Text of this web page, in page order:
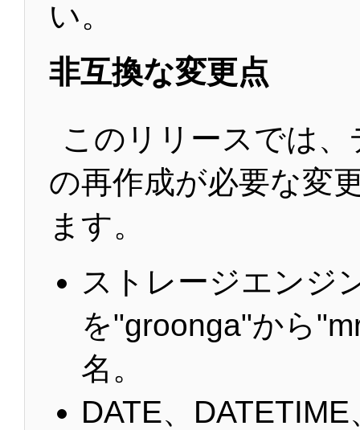
い。
非互換な変更点
このリリースでは
の再作成が必要な変
ます。
ストレージエンジ
を"groonga"から
名。
DATE、